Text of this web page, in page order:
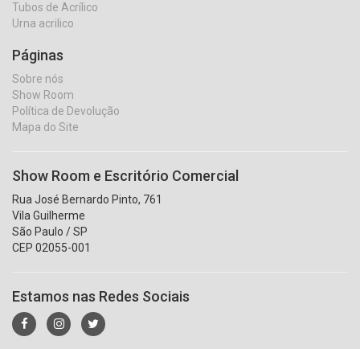
Tubos de Acrílico
Urna acrilico
Páginas
Sobre nós
Show Room
Política de Devolução
Mapa do Site
Show Room e Escritório Comercial
Rua José Bernardo Pinto, 761
Vila Guilherme
São Paulo / SP
CEP 02055-001
Estamos nas Redes Sociais